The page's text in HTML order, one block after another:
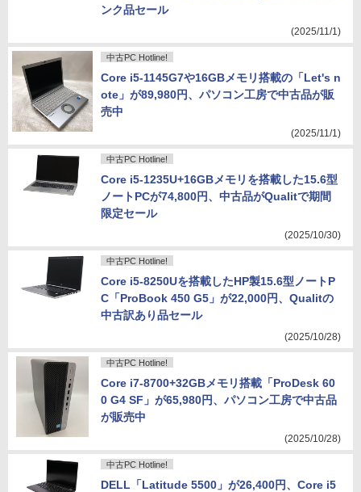
ンク品セール
(2025/11/1)
中古PC Hotline!
Core i5-1145G7や16GBメモリ搭載の「Let's n
ote」が89,980円、パソコン工房で中古品が販
売中
(2025/11/1)
中古PC Hotline!
Core i5-1235U+16GBメモリを搭載した15.6型
ノートPCが74,800円、中古品がQualitで期間
限定セール
(2025/10/30)
中古PC Hotline!
Core i5-8250Uを搭載したHP製15.6型ノートP
C「ProBook 450 G5」が22,000円、Qualitの
中古訳あり品セール
(2025/10/28)
中古PC Hotline!
Core i7-8700+32GBメモリ搭載「ProDesk 60
0 G4 SF」が65,980円、パソコン工房で中古品
が販売中
(2025/10/28)
中古PC Hotline!
DELL「Latitude 5500」が26,400円、Core i5